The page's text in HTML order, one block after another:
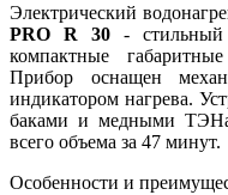
Электрический
PRO R 30 -
компактные
Прибор оснащен
индикатором нагрева.
баками и медными
всего объема за 47 минут.
Особенности и